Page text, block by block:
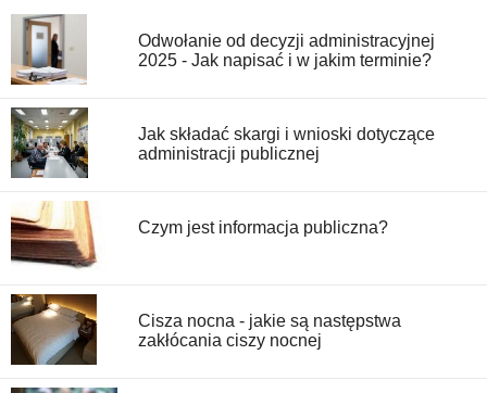
Odwołanie od decyzji administracyjnej
2025 - Jak napisać i w jakim terminie?
Jak składać skargi i wnioski dotyczące
administracji publicznej
Czym jest informacja publiczna?
Cisza nocna - jakie są następstwa
zakłócania ciszy nocnej